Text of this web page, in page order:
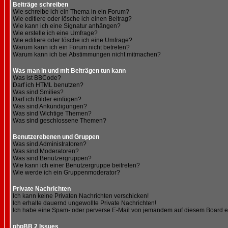
Beiträge schreiben
Wie schreibe ich ein Thema in ein Forum?
Wie editiere oder lösche ich einen Beitrag?
Wie kann ich eine Signatur anhängen?
Wie erstelle ich eine Umfrage?
Wie editiere oder lösche ich eine Umfrage?
Warum kann ich ein Forum nicht betreten?
Warum kann ich bei Abstimmungen nicht mitmachen?
Was man in und mit Beiträgen tun kann
Was ist BBCode?
Darf ich HTML benutzen?
Was sind Smilies?
Darf ich Bilder einfügen?
Was sind Ankündigungen?
Was sind Wichtige Themen?
Was sind geschlossene Themen?
Benutzerebenen und Gruppen
Was sind Administratoren?
Was sind Moderatoren?
Was sind Benutzergruppen?
Wie kann ich einer Benutzergruppe beitreten?
Wie werde ich ein Gruppenmoderator?
Private Nachrichten
Ich kann keine Privaten Nachrichten verschicken!
Ich erhalte dauernd ungewollte Private Nachrichten!
Ich habe eine Spam- oder perverse E-Mail von jemandem auf diesem Board
phpBB 2 Issues